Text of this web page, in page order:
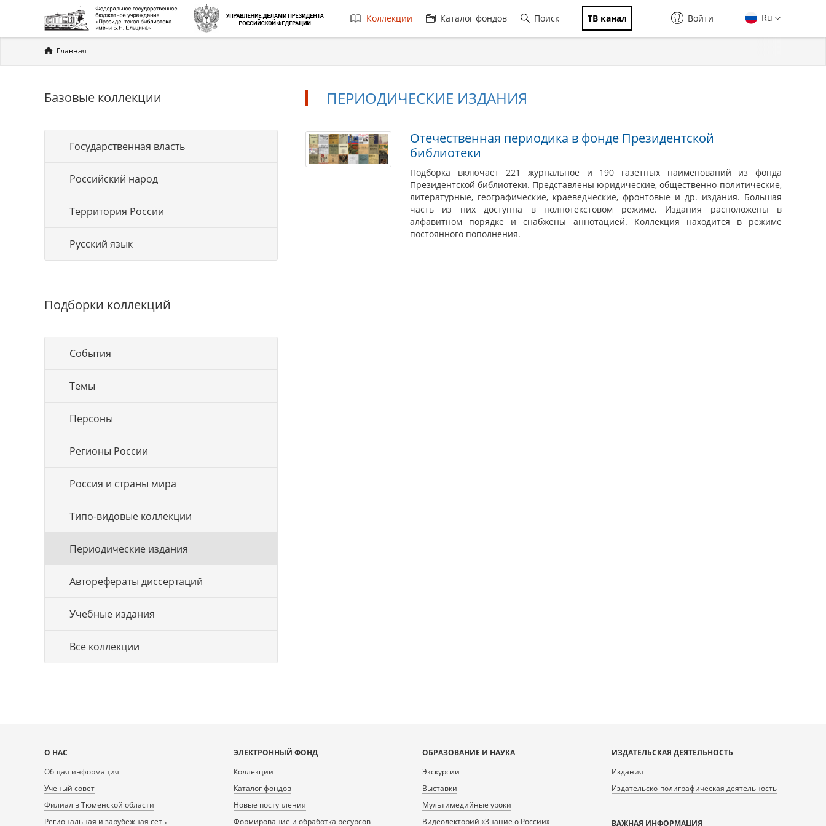
Главная
навигация
Коллекции Каталог фондов Поиск ТВ канал Ru
Войти
Вы
здесь
Главная
Базовые коллекции
Государственная власть
Российский народ
Территория России
Русский язык
Подборки коллекций
События
Темы
Персоны
Регионы России
Россия и страны мира
Типо-видовые коллекции
Периодические издания
Авторефераты диссертаций
Учебные издания
Все коллекции
ПЕРИОДИЧЕСКИЕ ИЗДАНИЯ
Периодические
издания
Отечественная периодика в фонде Президентской
библиотеки
Подборка включает 221 журнальное и 190 газетных наименований из фонда
Президентской библиотеки. Представлены юридические, общественно-политические,
литературные, географические, краеведческие, фронтовые и др. издания. Большая
часть из них доступна в полнотекстовом режиме. Издания расположены в
алфавитном порядке и снабжены аннотацией. Коллекция находится в режиме
постоянного пополнения.
Карта
сайта
О НАС
Общая информация
Ученый совет
Филиал в Тюменской области
Региональная и зарубежная сеть
ЭЛЕКТРОННЫЙ ФОНД
Коллекции
Каталог фондов
Новые поступления
Формирование и обработка ресурсов
ОБРАЗОВАНИЕ И НАУКА
Экскурсии
Выставки
Мультимедийные уроки
Видеолекторий «Знание о России»
ИЗДАТЕЛЬСКАЯ ДЕЯТЕЛЬНОСТЬ
Издания
Издательско-полиграфическая деятельность
ВАЖНАЯ ИНФОРМАЦИЯ